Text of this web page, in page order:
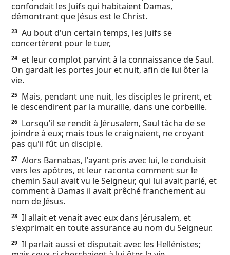
confondait les Juifs qui habitaient Damas,
démontrant que Jésus est le Christ.
23 Au bout d'un certain temps, les Juifs se
concertèrent pour le tuer,
24
et leur complot parvint à la connaissance de Saul.
On gardait les portes jour et nuit, afin de lui ôter la
vie.
25
Mais, pendant une nuit, les disciples le prirent, et
le descendirent par la muraille, dans une corbeille.
26
Lorsqu'il se rendit à Jérusalem, Saul tâcha de se
joindre à eux; mais tous le craignaient, ne croyant
pas qu'il fût un disciple.
27 Alors Barnabas, l'ayant pris avec lui, le conduisit
vers les apôtres, et leur raconta comment sur le
chemin Saul avait vu le Seigneur, qui lui avait parlé, et
comment à Damas il avait prêché franchement au
nom de Jésus.
28 Il allait et venait avec eux dans Jérusalem, et
s'exprimait en toute assurance au nom du Seigneur.
29 Il parlait aussi et disputait avec les Hellénistes;